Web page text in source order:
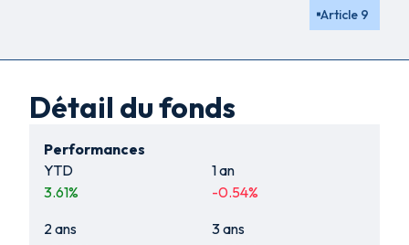
Article 9
Détail du fonds
Performances
YTD
3.61%
1 an
-0.54%
2 ans
3 ans